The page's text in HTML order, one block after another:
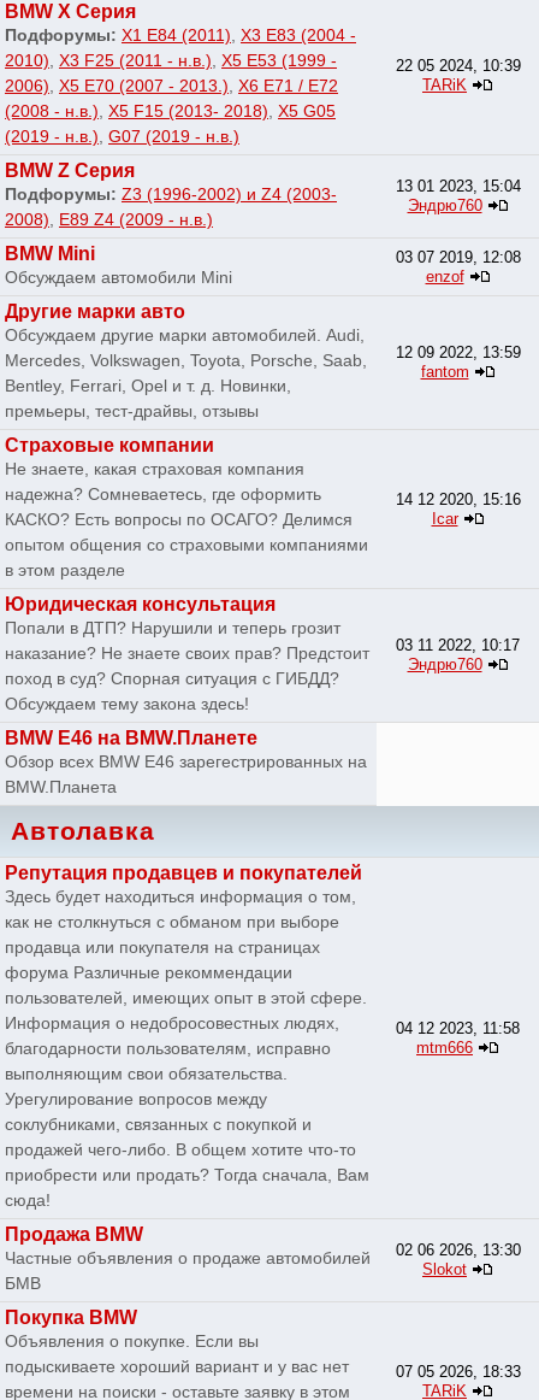
BMW X Серия
Подфорумы: X1 E84 (2011), X3 E83 (2004 -
2010), X3 F25 (2011 - н.в.), X5 E53 (1999 -
2006), X5 E70 (2007 - 2013.), X6 E71 / E72
(2008 - н.в.), X5 F15 (2013- 2018), X5 G05
(2019 - н.в.), G07 (2019 - н.в.)
22 05 2024, 10:39
TARiK
BMW Z Серия
Подфорумы: Z3 (1996-2002) и Z4 (2003-
2008), E89 Z4 (2009 - н.в.)
13 01 2023, 15:04
Эндрю760
BMW Mini
Обсуждаем автомобили Mini
03 07 2019, 12:08
enzof
Другие марки авто
Обсуждаем другие марки автомобилей. Audi,
Mercedes, Volkswagen, Toyota, Porsche, Saab,
Bentley, Ferrari, Opel и т. д. Новинки,
премьеры, тест-драйвы, отзывы
12 09 2022, 13:59
fantom
Страховые компании
Не знаете, какая страховая компания
надежна? Сомневаетесь, где оформить
КАСКО? Есть вопросы по ОСАГО? Делимся
опытом общения со страховыми компаниями
в этом разделе
14 12 2020, 15:16
Icar
Юридическая консультация
Попали в ДТП? Нарушили и теперь грозит
наказание? Не знаете своих прав? Предстоит
поход в суд? Спорная ситуация с ГИБДД?
Обсуждаем тему закона здесь!
03 11 2022, 10:17
Эндрю760
BMW E46 на BMW.Планете
Обзор всех BMW E46 зарегестрированных на
BMW.Планета
Автолавка
Репутация продавцев и покупателей
Здесь будет находиться информация о том,
как не столкнуться с обманом при выборе
продавца или покупателя на страницах
форума Различные рекоммендации
пользователей, имеющих опыт в этой сфере.
Информация о недобросовестных людях,
благодарности пользователям, исправно
выполняющим свои обязательства.
Урегулирование вопросов между
соклубниками, связанных с покупкой и
продажей чего-либо. В общем хотите что-то
приобрести или продать? Тогда сначала, Вам
сюда!
04 12 2023, 11:58
mtm666
Продажа BMW
Частные объявления о продаже автомобилей
БМВ
02 06 2026, 13:30
Slokot
Покупка BMW
Объявления о покупке. Если вы
подыскиваете хороший вариант и у вас нет
времени на поиски - оставьте заявку в этом
07 05 2026, 18:33
TARiK